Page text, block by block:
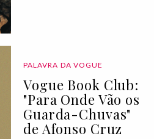
PALAVRA DA VOGUE
Vogue Book Club:
"Para Onde Vão os
Guarda-Chuvas"
de Afonso Cruz